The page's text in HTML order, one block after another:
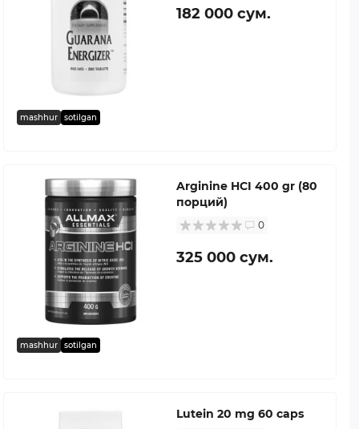
mashhur sotilgan
182 000 сум.
mashhur sotilgan
Arginine HCI 400 gr (80
порций)
0
325 000 сум.
Lutein 20 mg 60 caps